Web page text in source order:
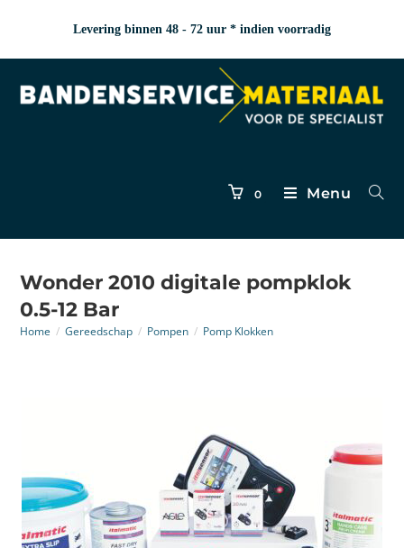
Levering binnen 48 - 72 uur * indien voorradig
0 Menu
Wonder 2010 digitale pompklok
0.5-12 Bar
Home / Gereedschap / Pompen / Pomp Klokken